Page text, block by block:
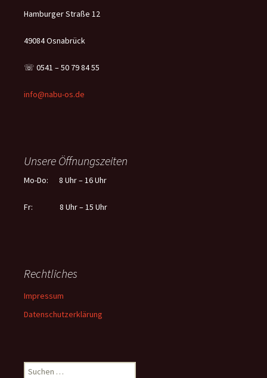
Hamburger Straße 12
49084 Osnabrück
☏ 0541 – 50 79 84 55
info@nabu-os.de
Unsere Öffnungszeiten
Mo-Do: 8 Uhr – 16 Uhr
Fr: 8 Uhr – 15 Uhr
Rechtliches
Impressum
Datenschutzerklärung
Suchen